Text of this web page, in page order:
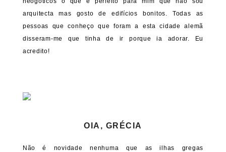
arquitecta mas gosto de edifícios bonitos. Todas as
pessoas que conheço que foram a esta cidade alemã
disseram-me que tinha de ir porque ia adorar. Eu
acredito!
OIA, GRÉCIA
Não é novidade nenhuma que as ilhas gregas